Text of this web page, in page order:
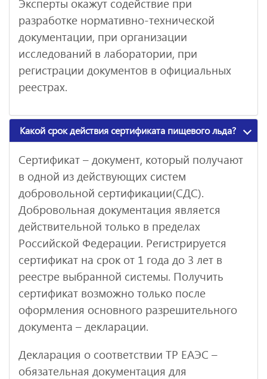
Эксперты окажут содействие при
разработке нормативно-технической
документации, при организации
исследований в лаборатории, при
регистрации документов в официальных
реестрах.
Какой срок действия сертификата пищевого льда?
Сертификат – документ, который получают
в одной из действующих систем
добровольной сертификации(СДС).
Добровольная документация является
действительной только в пределах
Российской Федерации. Регистрируется
сертификат на срок от 1 года до 3 лет в
реестре выбранной системы. Получить
сертификат возможно только после
оформления основного разрешительного
документа – декларации.
Декларация о соответствии ТР ЕАЭС –
обязательная документация для